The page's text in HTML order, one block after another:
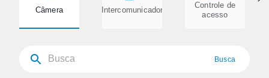
Câmera Intercomunicador
Controle de
acesso
Busca